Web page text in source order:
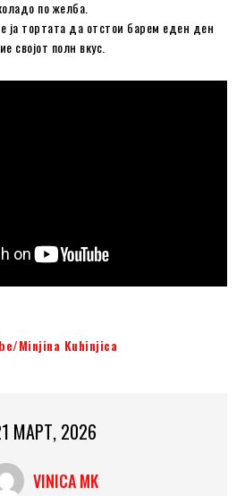
по желба.
ја тортата да отстои барем еден ден
својот полн вкус.
Minjina Kuhinjica
МАРТ, 2026
VINICA MK